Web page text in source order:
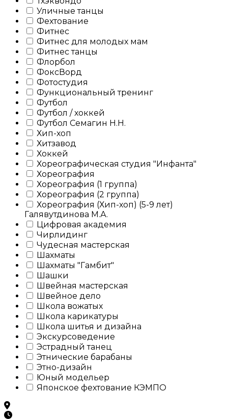
Уличные танцы
Фехтование
Фитнес
Фитнес для молодых мам
Фитнес танцы
Флорбол
ФоксВорд
Фотостудия
Функциональный тренинг
Футбол
Футбол / хоккей
Футбол Семагин Н.Н.
Хип-хоп
Хитзавод
Хоккей
Хореографическая студия "Инфанта"
Хореография
Хореография (1 группа)
Хореография (2 группа)
Хореография (Хип-хоп) (5-9 лет)
Галявутдинова М.А.
Цифровая академия
Чирлидинг
Чудесная мастерская
Шахматы
Шахматы "Гамбит"
Шашки
Швейная мастерская
Швейное дело
Школа вожатых
Школа карикатуры
Школа шитья и дизайна
Экскурсоведение
Эстрадный танец
Этнические барабаны
Этно-дизайн
Юный модельер
Японское фехтование КЭМПО